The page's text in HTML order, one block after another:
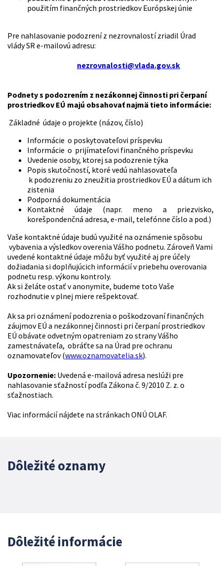
použitím finančných prostriedkov Európskej únie
Pre nahlasovanie podozrení z nezrovnalostí zriadil Úrad
vlády SR e-mailovú adresu:
nezrovnalosti@vlada.gov.sk
Podnety s podozrením z nezákonnej činnosti pri čerpaní
prostriedkov EÚ majú obsahovať najmä tieto informácie:
Základné údaje o projekte (názov, číslo)
Informácie o poskytovateľovi príspevku
Informácie o prijímateľovi finančného príspevku
Uvedenie osoby, ktorej sa podozrenie týka
Popis skutočností, ktoré vedú nahlasovateľa
k podozreniu zo zneužitia prostriedkov EÚ a dátum ich
zistenia
Podporná dokumentácia
Kontaktné údaje (napr. meno a priezvisko,
korešpondenčná adresa, e-mail, telefónne číslo a pod.)
Vaše kontaktné údaje budú využité na oznámenie spôsobu
vybavenia a výsledkov overenia Vášho podnetu. Zároveň Vami
uvedené kontaktné údaje môžu byť využité aj pre účely
dožiadania si doplňujúcich informácií v priebehu overovania
podnetu resp. výkonu kontroly.
Ak si želáte ostať v anonymite, budeme toto Vaše
rozhodnutie v plnej miere rešpektovať.
Ak sa pri oznámení podozrenia o poškodzovaní finančných
záujmov EÚ a nezákonnej činnosti pri čerpaní prostriedkov
EÚ obávate odvetným opatreniam zo strany Vášho
zamestnávateľa, obráťte sa na Úrad pre ochranu
oznamovateľov (www.oznamovatelia.sk).
Upozornenie: Uvedená e-mailová adresa neslúži pre
nahlasovanie sťažností podľa Zákona č. 9/2010 Z. z. o
sťažnostiach.
Viac informácií nájdete na stránkach ONÚ OLAF.
Dôležité oznamy
Dôležité informácie